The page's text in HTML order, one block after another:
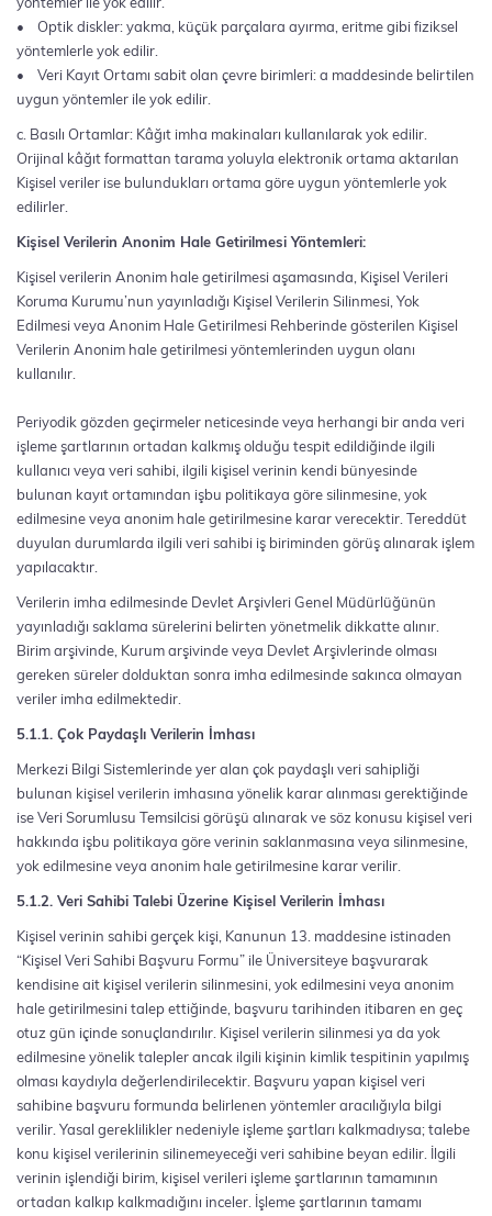
• Optik diskler: yakma, küçük parçalara ayırma, eritme gibi fiziksel
yöntemlerle yok edilir.
• Veri Kayıt Ortamı sabit olan çevre birimleri: a maddesinde belirtilen
uygun yöntemler ile yok edilir.
c. Basılı Ortamlar: Kâğıt imha makinaları kullanılarak yok edilir.
Orijinal kâğıt formattan tarama yoluyla elektronik ortama aktarılan
Kişisel veriler ise bulundukları ortama göre uygun yöntemlerle yok
edilirler.
Kişisel Verilerin Anonim Hale Getirilmesi Yöntemleri:
Kişisel verilerin Anonim hale getirilmesi aşamasında, Kişisel Verileri
Koruma Kurumu’nun yayınladığı Kişisel Verilerin Silinmesi, Yok
Edilmesi veya Anonim Hale Getirilmesi Rehberinde gösterilen Kişisel
Verilerin Anonim hale getirilmesi yöntemlerinden uygun olanı
kullanılır.
Periyodik gözden geçirmeler neticesinde veya herhangi bir anda veri
işleme şartlarının ortadan kalkmış olduğu tespit edildiğinde ilgili
kullanıcı veya veri sahibi, ilgili kişisel verinin kendi bünyesinde
bulunan kayıt ortamından işbu politikaya göre silinmesine, yok
edilmesine veya anonim hale getirilmesine karar verecektir. Tereddüt
duyulan durumlarda ilgili veri sahibi iş biriminden görüş alınarak işlem
yapılacaktır.
Verilerin imha edilmesinde Devlet Arşivleri Genel Müdürlüğünün
yayınladığı saklama sürelerini belirten yönetmelik dikkatte alınır.
Birim arşivinde, Kurum arşivinde veya Devlet Arşivlerinde olması
gereken süreler dolduktan sonra imha edilmesinde sakınca olmayan
veriler imha edilmektedir.
5.1.1. Çok Paydaşlı Verilerin İmhası
Merkezi Bilgi Sistemlerinde yer alan çok paydaşlı veri sahipliği
bulunan kişisel verilerin imhasına yönelik karar alınması gerektiğinde
ise Veri Sorumlusu Temsilcisi görüşü alınarak ve söz konusu kişisel veri
hakkında işbu politikaya göre verinin saklanmasına veya silinmesine,
yok edilmesine veya anonim hale getirilmesine karar verilir.
5.1.2. Veri Sahibi Talebi Üzerine Kişisel Verilerin İmhası
Kişisel verinin sahibi gerçek kişi, Kanunun 13. maddesine istinaden
“Kişisel Veri Sahibi Başvuru Formu” ile Üniversiteye başvurarak
kendisine ait kişisel verilerin silinmesini, yok edilmesini veya anonim
hale getirilmesini talep ettiğinde, başvuru tarihinden itibaren en geç
otuz gün içinde sonuçlandırılır. Kişisel verilerin silinmesi ya da yok
edilmesine yönelik talepler ancak ilgili kişinin kimlik tespitinin yapılmış
olması kaydıyla değerlendirilecektir. Başvuru yapan kişisel veri
sahibine başvuru formunda belirlenen yöntemler aracılığıyla bilgi
verilir. Yasal gereklilikler nedeniyle işleme şartları kalkmadıysa; talebe
konu kişisel verilerinin silinemeyeceği veri sahibine beyan edilir. İlgili
verinin işlendiği birim, kişisel verileri işleme şartlarının tamamının
ortadan kalkıp kalkmadığını inceler. İşleme şartlarının tamamı